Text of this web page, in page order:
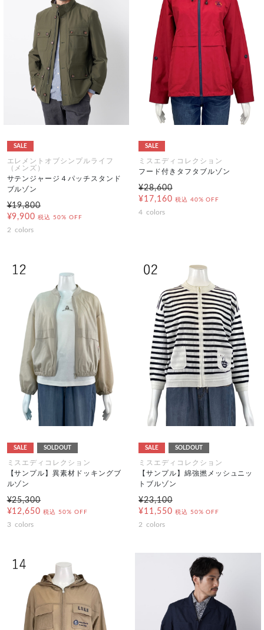
SALE
エレメントオブシンプルライフ
（メンズ）
サテンジャージ４パッチスタンド
ブルゾン
¥19,800
¥9,900 税込 50% OFF
2 colors
SALE
ミスエディコレクション
フード付きタフタブルゾン
¥28,600
¥17,160 税込 40% OFF
4 colors
SALE SOLDOUT
ミスエディコレクション
【サンプル】異素材ドッキングブ
ルゾン
¥25,300
¥12,650 税込 50% OFF
3 colors
SALE SOLDOUT
ミスエディコレクション
【サンプル】綿強撚メッシュニッ
トブルゾン
¥23,100
¥11,550 税込 50% OFF
2 colors